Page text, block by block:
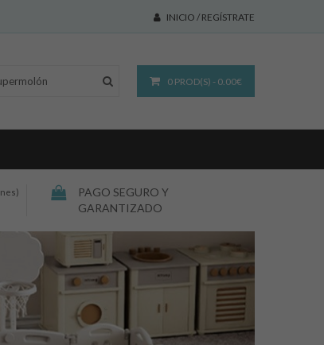
INICIO / REGÍSTRATE
0 PROD(S) - 0.00€
PAGO SEGURO Y
GARANTIZADO